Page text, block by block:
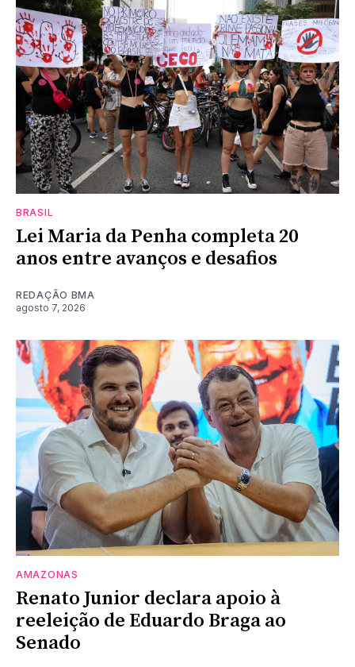
BRASIL
Lei Maria da Penha completa 20
anos entre avanços e desafios
REDAÇÃO BMA
agosto 7, 2026
AMAZONAS
Renato Junior declara apoio à
reeleição de Eduardo Braga ao
Senado